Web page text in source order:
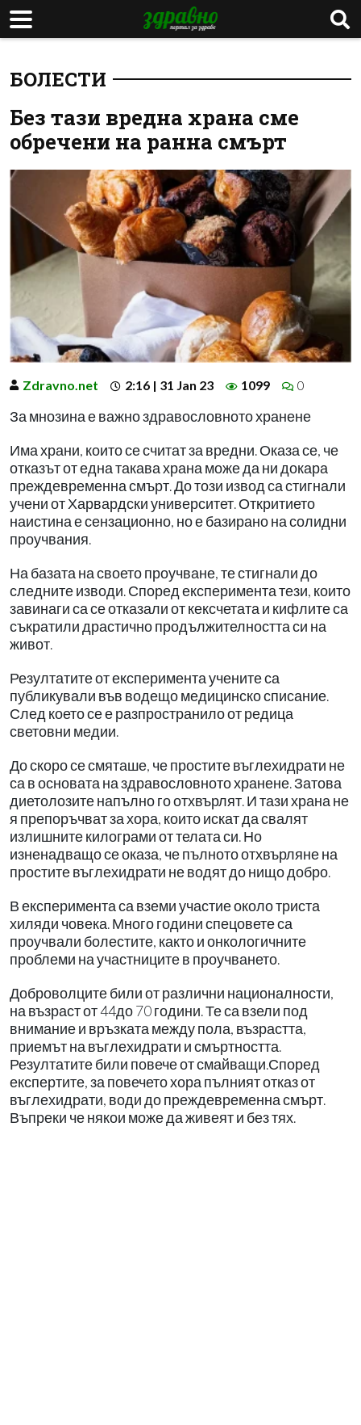
БОЛЕСТИ
Без тази вредна храна сме
обречени на ранна смърт
Zdravno.net 2:16 | 31 Jan 23 1099 0
За мнозина е важно здравословното хранене
Има храни, които се считат за вредни. Оказа се, че
отказът от една такава храна може да ни докара
преждевременна смърт. До този извод са стигнали
учени от Харвардски университет. Откритието
наистина е сензационно, но е базирано на солидни
проучвания.
На базата на своето проучване, те стигнали до
следните изводи. Според експеримента тези, които
завинаги са се отказали от кексчетата и кифлите са
съкратили драстично продължителността си на
живот.
Резултатите от експеримента учените са
публикували във водещо медицинско списание.
След което се е разпространило от редица
световни медии.
До скоро се смяташе, че простите въглехидрати не
са в основата на здравословното хранене. Затова
диетолозите напълно го отхвърлят. И тази храна не
я препоръчват за хора, които искат да свалят
излишните килограми от телата си. Но
изненадващо се оказа, че пълното отхвърляне на
простите въглехидрати не водят до нищо добро.
В експеримента са вземи участие около триста
хиляди човека. Много години спецовете са
проучвали болестите, както и онкологичните
проблеми на участниците в проучването.
Доброволците били от различни националности,
на възраст от 44до 70 години. Те са взели под
внимание и връзката между пола, възрастта,
приемът на въглехидрати и смъртността.
Резултатите били повече от смайващи.Според
експертите, за повечето хора пълният отказ от
въглехидрати, води до преждевременна смърт.
Въпреки че някои може да живеят и без тях.